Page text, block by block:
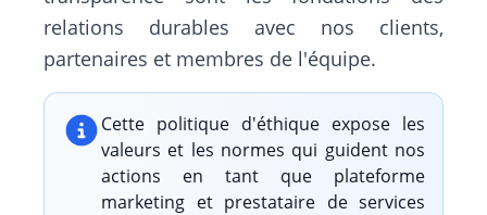
relations durables avec nos clients,
partenaires et membres de l'équipe.
Cette politique d'éthique expose les
valeurs et les normes qui guident nos
actions en tant que plateforme
marketing et prestataire de services